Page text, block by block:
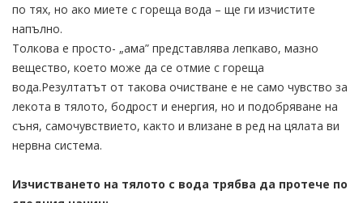
по тях, но ако миете с гореща вода – ще ги изчистите
напълно.
Толкова е просто- „ама” представлява лепкаво, мазно
вещество, което може да се отмие с гореща
вода.Резултатът от такова очистване е не само чувство за
лекота в тялото, бодрост и енергия, но и подобряване на
съня, самочувствието, както и влизане в ред на цялата ви
нервна система.
Изчистването на тялото с вода трябва да протече по